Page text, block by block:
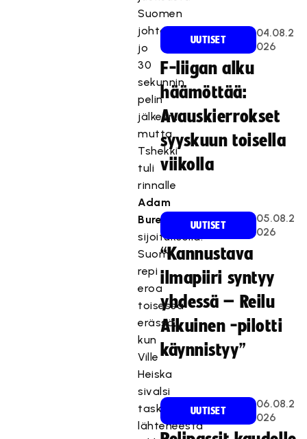
Suomen
johtoon
jo
30
sekunnin
pelin
jälkeen,
mutta
Tshekki
tuli
rinnalle
Adam
Buresin
sijoituksella.
Suomi
repi
eroa
toisessa
erässä,
kun
Ville
Heiska
sivalsi
taskusta
lähteneestä
UUTISET
04.08.2
026
F-liigan alku
häämöttää:
Avauskierrokset
syyskuun toisella
viikolla
UUTISET
05.08.2
026
“Kannustava
ilmapiiri syntyy
yhdessä – Reilu
Aikuinen -pilotti
käynnistyy”
UUTISET
06.08.2
026